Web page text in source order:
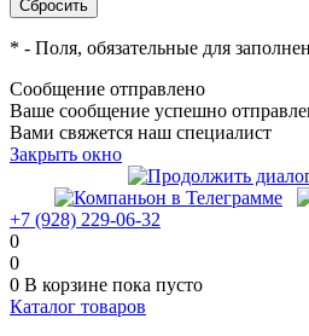
* - Поля, обязательные для
Сообщение отправлено
Ваше сообщение успешно
Вами свяжется наш специалист
Закрыть окно
+7 (928) 229-06-32
0
0
0 В корзине пока пусто
Каталог товаров